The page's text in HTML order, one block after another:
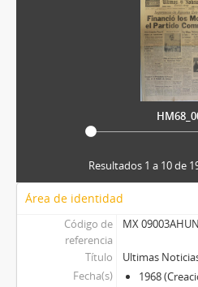
Resultados 1 a 10 de
Área de identidad
Código de
referencia
MX
Título
Ultimas
Fecha(s)
1968